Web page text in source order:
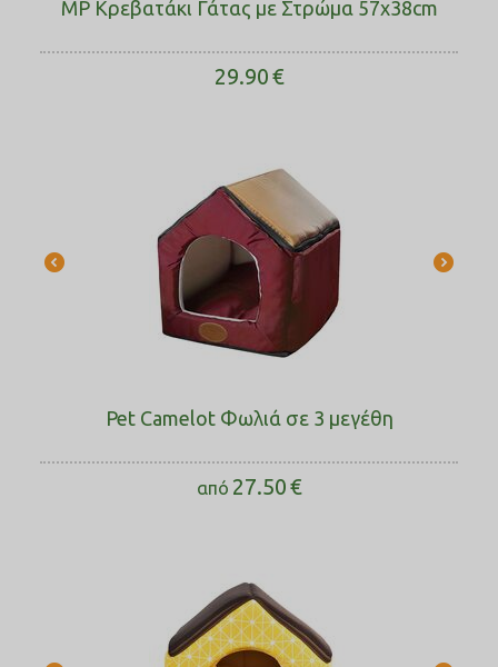
MP Κρεβατάκι Γάτας με Στρώμα 57x38cm
29.90€
Pet Camelot Φωλιά σε 3 μεγέθη
από 27.50€